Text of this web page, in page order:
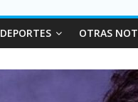
DEPORTES OTRAS